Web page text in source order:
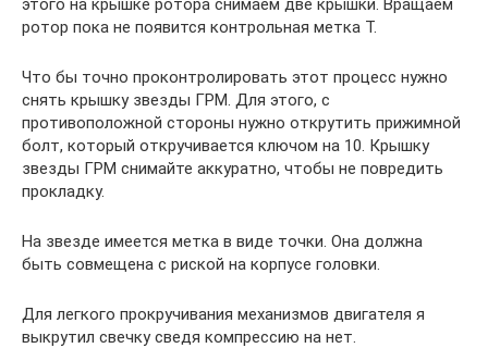
ротор пока не появится контрольная метка Т.
Что бы точно проконтролировать этот процесс нужно
снять крышку звезды ГРМ. Для этого, с
противоположной стороны нужно открутить прижимной
болт, который откручивается ключом на 10. Крышку
звезды ГРМ снимайте аккуратно, чтобы не повредить
прокладку.
На звезде имеется метка в виде точки. Она должна
быть совмещена с риской на корпусе головки.
Для легкого прокручивания механизмов двигателя я
выкрутил свечку сведя компрессию на нет.